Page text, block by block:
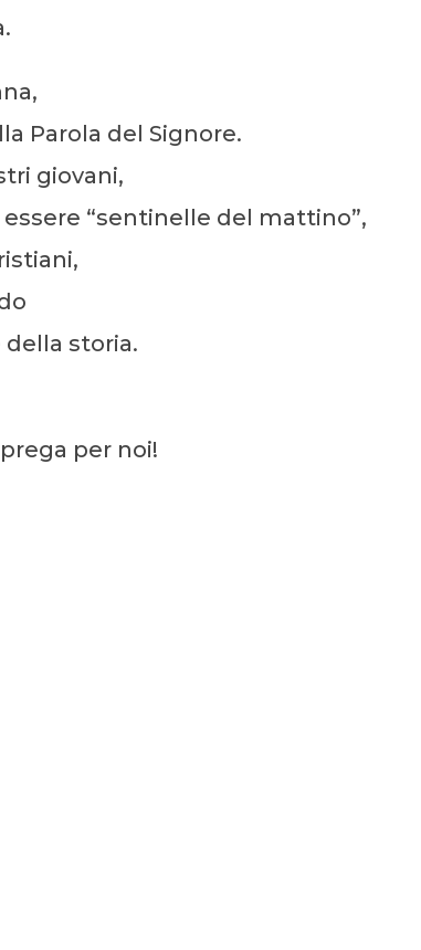
Parola del Signore.
giovani,
“sentinelle del mattino”,
storia.
per noi!